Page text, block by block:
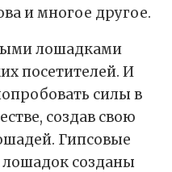
и многое другое.
лошадками
посетителей. И
силы в
создав свою
Гипсовые
созданы